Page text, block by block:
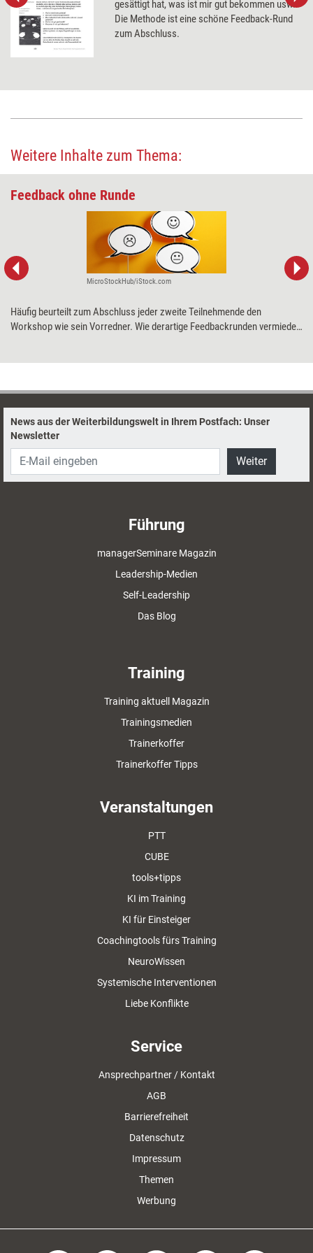
gesättigt hat, was ist mir gut bekommen usw.
Die Methode ist eine schöne Feedback-Rund
zum Abschluss.
Weitere Inhalte zum Thema:
Feedback ohne Runde
MicroStockHub/iStock.com
Häufig beurteilt zum Abschluss jeder zweite Teilnehmende den
Workshop wie sein Vorredner. Wie derartige Feedbackrunden vermieden
News aus der Weiterbildungswelt in Ihrem Postfach: Unser
Newsletter
Weiter
Führung
managerSeminare Magazin
Leadership-Medien
Self-Leadership
Das Blog
Training
Training aktuell Magazin
Trainingsmedien
Trainerkoffer
Trainerkoffer Tipps
Veranstaltungen
PTT
CUBE
tools+tipps
KI im Training
KI für Einsteiger
Coachingtools fürs Training
NeuroWissen
Systemische Interventionen
Liebe Konflikte
Service
Ansprechpartner / Kontakt
AGB
Barrierefreiheit
Datenschutz
Impressum
Themen
Werbung